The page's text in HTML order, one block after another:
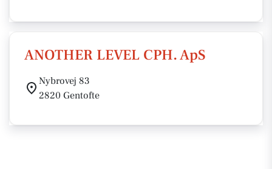
ANOTHER LEVEL CPH. ApS
Nybrovej 83
2820 Gentofte